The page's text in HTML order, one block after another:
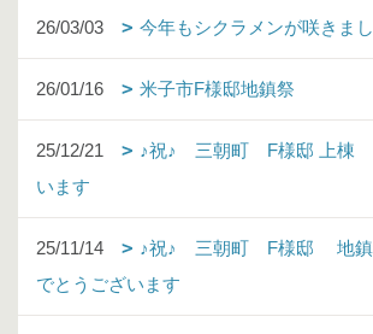
26/03/03 今年もシクラメンが咲きまし
26/01/16 米子市F様邸地鎮祭
25/12/21
♪祝♪ 三朝町 F様邸 上棟
います
25/11/14
♪祝♪ 三朝町 F様邸 地鎮
でとうございます